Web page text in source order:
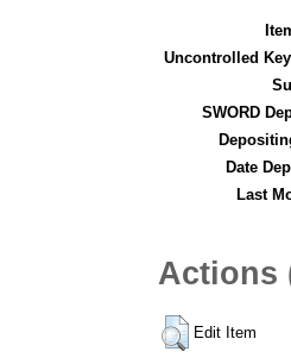
Uncontrolled
SWORD
Date
Last
Actions
Edit Item